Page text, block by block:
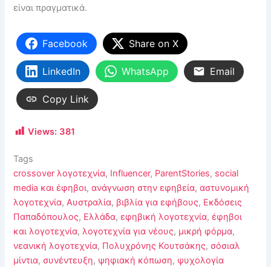
είναι πραγματικά.
Facebook Share on X
LinkedIn WhatsApp Email
Copy Link
Views: 381
Tags
crossover λογοτεχνία, Influencer, ParentStories, social
media και έφηβοι,ανάγνωση στην εφηβεία,αστυνομική
λογοτεχνία,Αυστραλία, βιβλία για εφήβους, Εκδόσεις
Παπαδόπουλος, Ελλάδα,εφηβική λογοτεχνία,έφηβοι
και λογοτεχνία,λογοτεχνία για νέους, μικρή φόρμα,
νεανική λογοτεχνία, Πολυχρόνης Κουτσάκης, σόσιαλ
μίντια, συνέντευξη, ψηφιακή κόπωση, ψυχολογία